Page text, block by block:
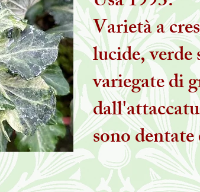
Varietà a
lucide,
variegate di
sono